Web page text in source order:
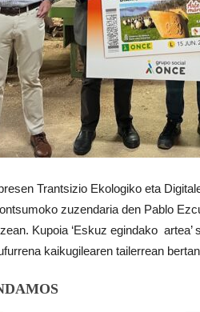
Trantsizio Ekologiko eta
zuzendaria den Pablo
Kupoia ‘Eskuz egindako
kaikugilearen tailerrean